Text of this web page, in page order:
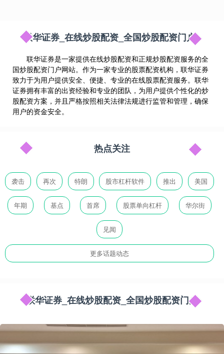
联华证券_在线炒股配资_全国炒股配资门户
联华证券是一家提供在线炒股配资和正规炒股配资服务的全
国炒股配资门户网站。作为一家专业的股票配资机构，联华证券
致力于为用户提供安全、便捷、专业的在线股票配资服务。联华
证券拥有丰富的出资经验和专业的团队，为用户提供个性化的炒
股配资方案，并且严格按照相关法律法规进行监管和管理，确保
用户的资金安全。
热点关注
袭击 再次 特朗 股市杠杆软件 推出 美国
年期 基点 首席 股票单向杠杆 华尔街
见闻
更多话题动态
联华证券_在线炒股配资_全国炒股配资门户